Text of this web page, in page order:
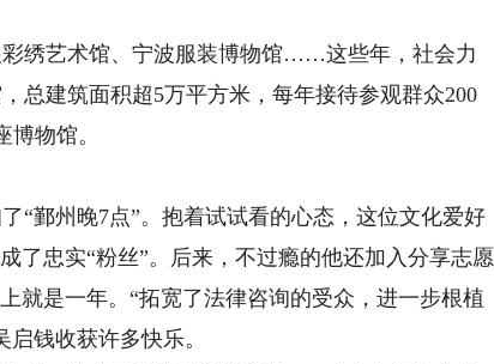
绣艺术馆、宁波服装博物馆……这些年，社会力
总建筑面积超5万平方米，每年接待参观群众200
物馆。
鄞州晚7点”。抱着试试看的心态，这位文化爱好
了忠实“粉丝”。后来，不过瘾的他还加入分享志愿
就是一年。“拓宽了法律咨询的受众，进一步根植
钱收获许多快乐。